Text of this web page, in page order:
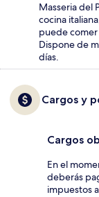
Masseria del
cocina
puede
Dispone de
días.
Cargos y
Cargos
En el
deberás
impuestos